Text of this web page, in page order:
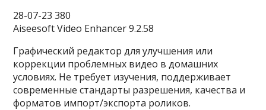
28-07-23 380
Aiseesoft Video Enhancer 9.2.58
Графический редактор для улучшения или
коррекции проблемных видео в домашних
условиях. Не требует изучения, поддерживает
современные стандарты разрешения, качества и
форматов импорт/экспорта роликов.